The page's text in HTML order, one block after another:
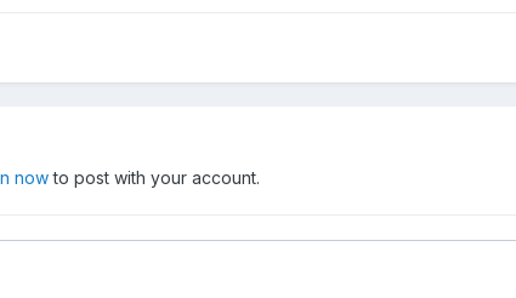
nowto post with your account.